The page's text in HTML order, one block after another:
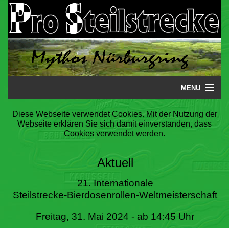
MENU
Startseite
Steilstrecke
Literatur
Termine
Diese Webseite verwendet Cookies. Mit der Nutzung der
Webseite erklären Sie sich damit einverstanden, dass
Cookies verwendet werden.
Aktuell
21. Internationale
Steilstrecke-Bierdosenrollen-Weltmeisterschaft
Freitag, 31. Mai 2024 - ab 14:45 Uhr